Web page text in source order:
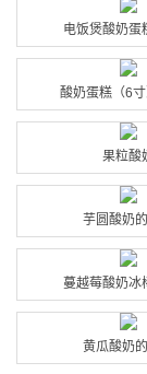
电饭煲酸奶蛋
酸奶蛋糕（6
果粒酸
芋圆酸奶
蔓越莓酸奶冰
黄瓜酸奶